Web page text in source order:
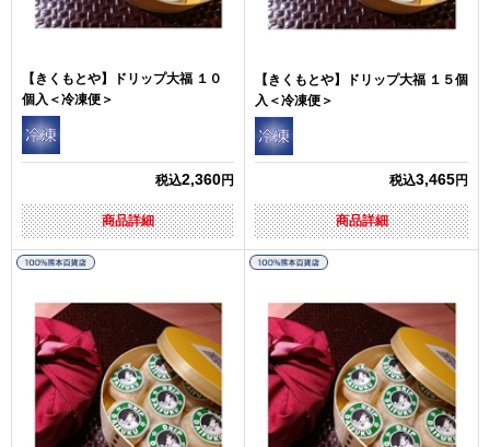
【きくもとや】ドリップ大福 １０
個入＜冷凍便＞
税込2,360円
商品詳細
【きくもとや】ドリップ大福 １５個
入＜冷凍便＞
税込3,465円
商品詳細